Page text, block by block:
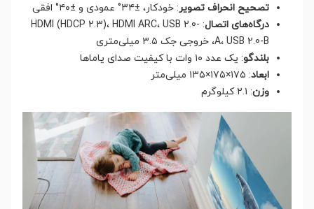
تصحیح انحراف تصویر : خودکار، ±۳۴° عمودی و ±۴۰° افقی
درگاه‌های اتصال : HDMI (HDCP 2.3)، HDMI ARC، USB 2.0-
A، USB 2.0-B، خروجی جک ۳.۵ میلی‌متری
بلندگو: یک عدد ۱۰ وات با کیفیت صدای یاماها
ابعاد: ۱۷۵×۱۷۵×۱۳۵ میلی‌متر
وزن: ۲.۱ کیلوگرم